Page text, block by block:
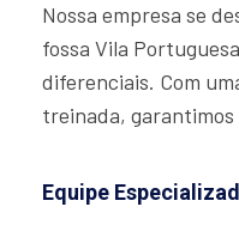
Nossa empresa se
fossa Vila
diferenciais. Com
treinada,
Equipe